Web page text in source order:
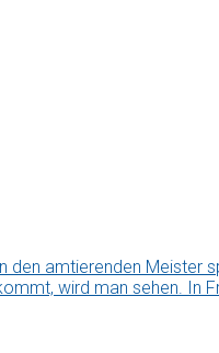
amtierenden Meister
wird man sehen. In